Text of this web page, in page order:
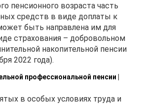
пенсионного возраста часть
средств в виде доплаты к
быть направлена им для
страхования – добровольном
накопительной пенсии
2022 года).
профессиональной пенсии |
в особых условиях труда и